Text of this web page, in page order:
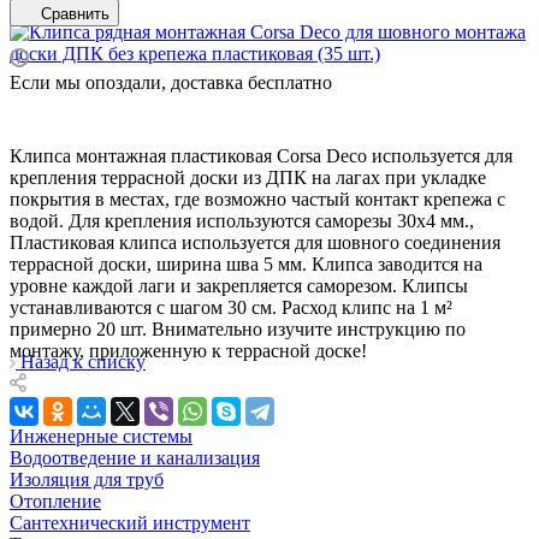
Сравнить
Если мы опоздали, доставка бесплатно
Клипса монтажная пластиковая Corsa Deco используется для
крепления террасной доски из ДПК на лагах при укладке
покрытия в местах, где возможно частый контакт крепежа с
водой. Для крепления используются саморезы 30х4 мм.,
Пластиковая клипса используется для шовного соединения
террасной доски, ширина шва 5 мм. Клипса заводится на
уровне каждой лаги и закрепляется саморезом. Клипсы
устанавливаются с шагом 30 см. Расход клипс на 1 м²
примерно 20 шт. Внимательно изучите инструкцию по
монтажу, приложенную к террасной доске!
Назад к списку
Инженерные системы
Водоотведение и канализация
Изоляция для труб
Отопление
Сантехнический инструмент